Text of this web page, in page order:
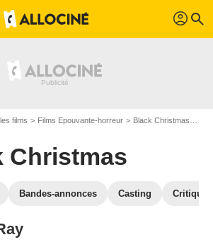
profil search
films Films Epouvante-horreur Black Christmas
Christmas
Bandes-annonces Casting